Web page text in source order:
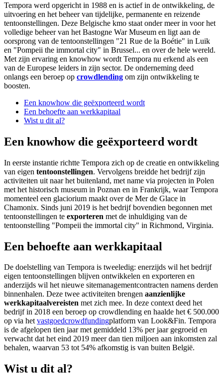
Tempora werd opgericht in 1988 en is actief in de ontwikkeling, de
uitvoering en het beheer van tijdelijke, permanente en reizende
tentoonstellingen. Deze Belgische kmo staat onder meer in voor het
volledige beheer van het Bastogne War Museum en ligt aan de
oorsprong van de tentoonstellingen "21 Rue de la Boétie" in Luik
en "Pompeii the immortal city" in Brussel... en over de hele wereld.
Met zijn ervaring en knowhow wordt Tempora nu erkend als een
van de Europese leiders in zijn sector. De onderneming deed
onlangs een beroep op crowdlending om zijn ontwikkeling te
boosten.
Een knowhow die geëxporteerd wordt
Een behoefte aan werkkapitaal
Wist u dit al?
Een knowhow die geëxporteerd wordt
In eerste instantie richtte Tempora zich op de creatie en ontwikkeling
van eigen tentoonstellingen. Vervolgens breidde het bedrijf zijn
activiteiten uit naar het buitenland, met name via projecten in Polen
met het historisch museum in Poznan en in Frankrijk, waar Tempora
momenteel een glaciorium maakt over de Mer de Glace in
Chamonix. Sinds juni 2019 is het bedrijf bovendien begonnen met
tentoonstellingen te exporteren met de inhuldiging van de
tentoonstelling "Pompeii the immortal city" in Richmond, Virginia.
Een behoefte aan werkkapitaal
De doelstelling van Tempora is tweeledig: enerzijds wil het bedrijf
eigen tentoonstellingen blijven ontwikkelen en exporteren en
anderzijds wil het nieuwe sitemanagementcontracten namens derden
binnenhalen. Deze twee activiteiten brengen aanzienlijke
werkkapitaalvereisten met zich mee. In deze context deed het
bedrijf in 2018 een beroep op crowdlending en haalde het € 500.000
op via hetvastgoedcrowdfundingplatform van Look&Fin. Tempora
is de afgelopen tien jaar met gemiddeld 13% per jaar gegroeid en
verwacht dat het eind 2019 meer dan tien miljoen aan inkomsten zal
behalen, waarvan 53 tot 54% afkomstig is van buiten België.
Wist u dit al?